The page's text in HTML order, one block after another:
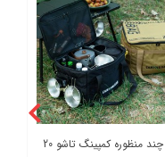
کیف چند منظوره کمپینگ تاشو 20